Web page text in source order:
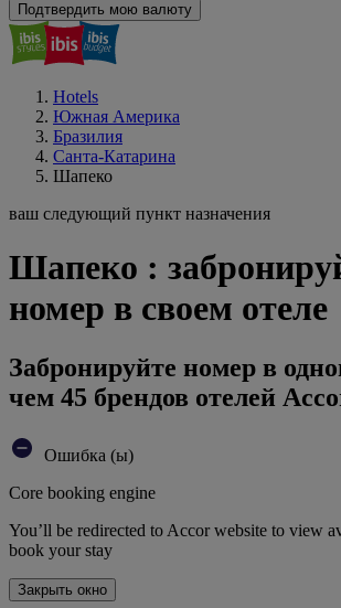
Подтвердить мою валюту
Hotels
Южная Америка
Бразилия
Санта-Катарина
Шапеко
ваш следующий пункт назначения
Шапеко :
номер в своем отеле
Забронируйте номер в
чем 45 брендов отелей
Ошибка (ы)
Core booking engine
You’ll be redirected to Accor website to view
book your stay
Закрыть окно